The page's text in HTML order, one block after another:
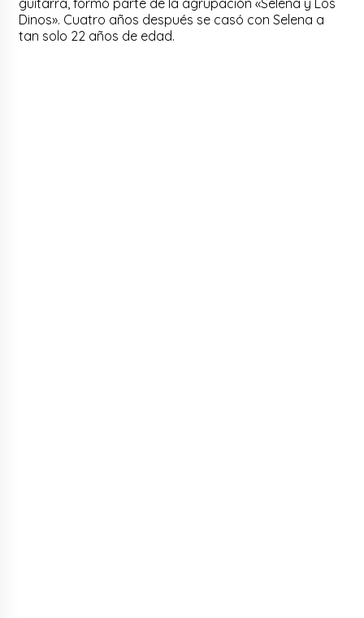
guitarra, formó parte de la agrupación «Selena y Los
Dinos». Cuatro años después se casó con Selena a
tan solo 22 años de edad.